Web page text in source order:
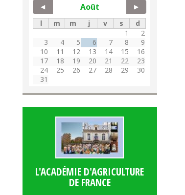
Août
◀ ▶
l m m j v s
d
1
2
3
4 5 6 7 8
9
10
11 12 13 14 15
16
17
18 19 20 21 22
23
24
25 26 27 28 29
30
31
L'ACADÉMIE D'AGRICULTURE
DE FRANCE